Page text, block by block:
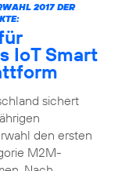
2017 DER
IoT Smart
sichert
den ersten
M2M-